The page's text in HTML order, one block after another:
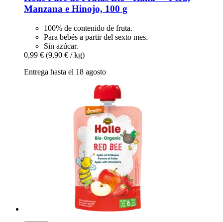
Manzana e Hinojo, 100 g
100% de contenido de fruta.
Para bebés a partir del sexto mes.
Sin azúcar.
0,99 € (9,90 € / kg)
Entrega hasta el 18 agosto